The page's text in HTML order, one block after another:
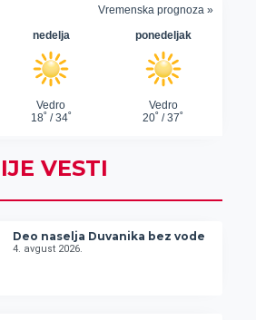
VESTI
Deo naselja Duvanika bez vode
4. avgust 2026.